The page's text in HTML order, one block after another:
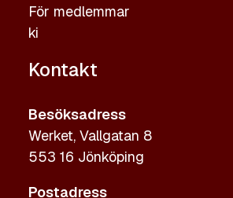
För medlemmar
ki
Kontakt
Besöksadress
Werket, Vallgatan 8
553 16 Jönköping
Postadress